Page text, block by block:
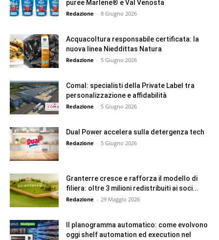
puree Marlene® e Val Venosta
Redazione - 8 Giugno 2026
Acquacoltura responsabile certificata: la
nuova linea Nieddittas Natura
Redazione - 5 Giugno 2026
Comal: specialisti della Private Label tra
personalizzazione e affidabilità
Redazione - 5 Giugno 2026
Dual Power accelera sulla detergenza tech
Redazione - 5 Giugno 2026
Granterre cresce e rafforza il modello di
filiera: oltre 3 milioni redistribuiti ai soci...
Redazione - 29 Maggio 2026
Il planogramma automatico: come evolvono
oggi shelf automation ed execution nel